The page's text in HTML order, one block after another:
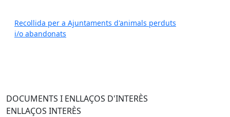
Recollida per a Ajuntaments d'animals perduts
i/o abandonats
DOCUMENTS I ENLLAÇOS D'INTERÈS
ENLLAÇOS INTERÈS